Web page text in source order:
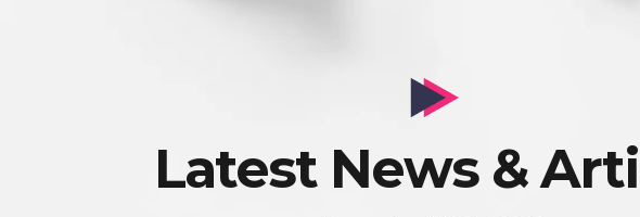
Latest News &